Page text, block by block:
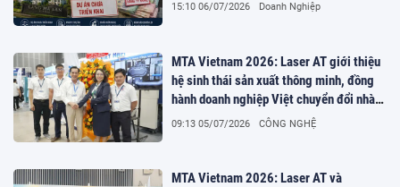
15:10 06/07/2026 Doanh Nghiệp
MTA Vietnam 2026: Laser AT giới thiệu
hệ sinh thái sản xuất thông minh, đồng
hành doanh nghiệp Việt chuyển đổi nhà
máy số
09:13 05/07/2026 CÔNG NGHỆ
MTA Vietnam 2026: Laser AT và